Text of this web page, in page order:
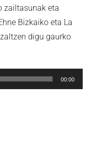
zailtasunak eta
Bizkaiko eta La
digu gaurko
00:00